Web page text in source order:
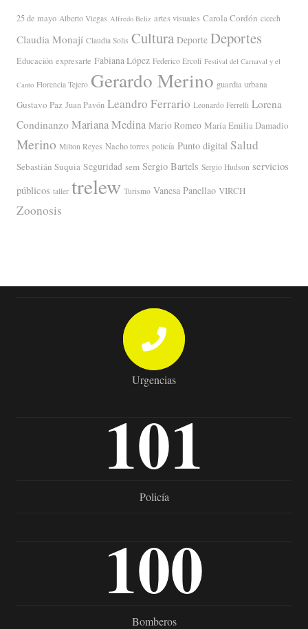
25 de mayo Alberto Viegas Alfredo Beliz artes visuales Carola Cordón cicech
Claudia Monají Claudia Solis Cultura Deporte Deportes
Educación expresarte Fabiana López Federico Ercoli Festival del Carnaval y el
Canto Florencia Tejero Gerardo Merino guardia urbana
Gustavo Paz Juan Pavón Leandro Ferrario Leonardo Ferrelli Lorena
Condinanzo Mariana Medina Mario Romeo María Emilia Damadio
Merino Milton Reyes Nacho torres policía Punto digital Salud
Sebastián Suquia Seguridad sem Sergio Bartels Sergio Hudson servicios
públicos taller trelew Turismo Vanesa Panellao VIRCH
Zoonosis
Urgencias
101
Policía
100
Bomberos